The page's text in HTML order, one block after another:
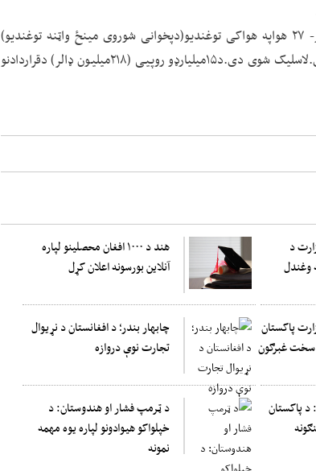
دغی سرچینی وویل.دروسیی سره دآر- ۲۷ هواپه هواکی توغندیو(دپخوانی شوروی مینځ واټنه توغندیو)
چی هندی هوایی قوای یی سمباله وی.لاسلیک شوی دی.د۱۵میلیارډو روپیی (۲۱۸میلیون ډالر) دقراردادنو
د
وغندل
هند د ۱۰۰۰ افغان محصلینو لپاره
آنلاین بورسونه اعلان کړل
پاکستان
سخت غبرګون
چابهار بندر؛ د افغانستان د نړیوال
تجارت نوې دروازه
د پاکستان
د ټرمپ فشار او هندوستان: د
خپلواکو هیوادونو لپاره یوه مهمه
نمونه